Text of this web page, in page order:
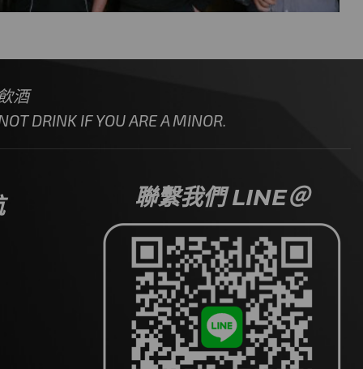
酒
DRINK IF YOU ARE A MINOR.
聯繫我們 LINE＠